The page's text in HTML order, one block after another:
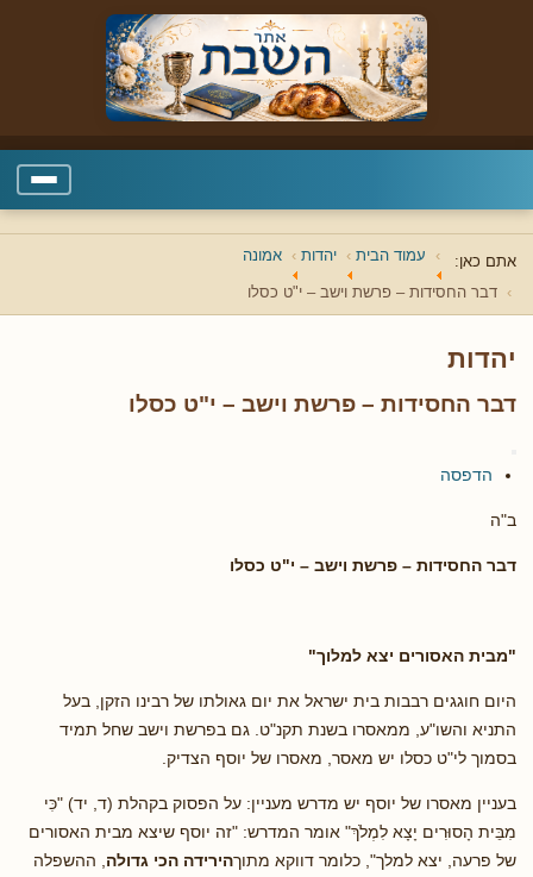
אתם כאן: עמוד הבית יהדות אמונה
דבר החסידות – פרשת וישב – י"ט כסלו
יהדות
דבר החסידות – פרשת וישב – י"ט כסלו
הדפסה
ב"ה
דבר החסידות – פרשת וישב – י"ט כסלו
"מבית האסורים יצא למלוך"
היום חוגגים רבבות בית ישראל את יום גאולתו של רבינו הזקן, בעל
התניא והשו"ע, ממאסרו בשנת תקנ"ט. גם בפרשת וישב שחל תמיד
בסמוך לי"ט כסלו יש מאסר, מאסרו של יוסף הצדיק.
בעניין מאסרו של יוסף יש מדרש מעניין: על הפסוק בקהלת (ד, יד) "כִּי
מִבֵּית הָסוּרִים יָצָא לִמְלֹךְ" אומר המדרש: "זה יוסף שיצא מבית האסורים
של פרעה, יצא למלך", כלומר דווקא מתוךהירידה הכי גדולה , ההשפלה